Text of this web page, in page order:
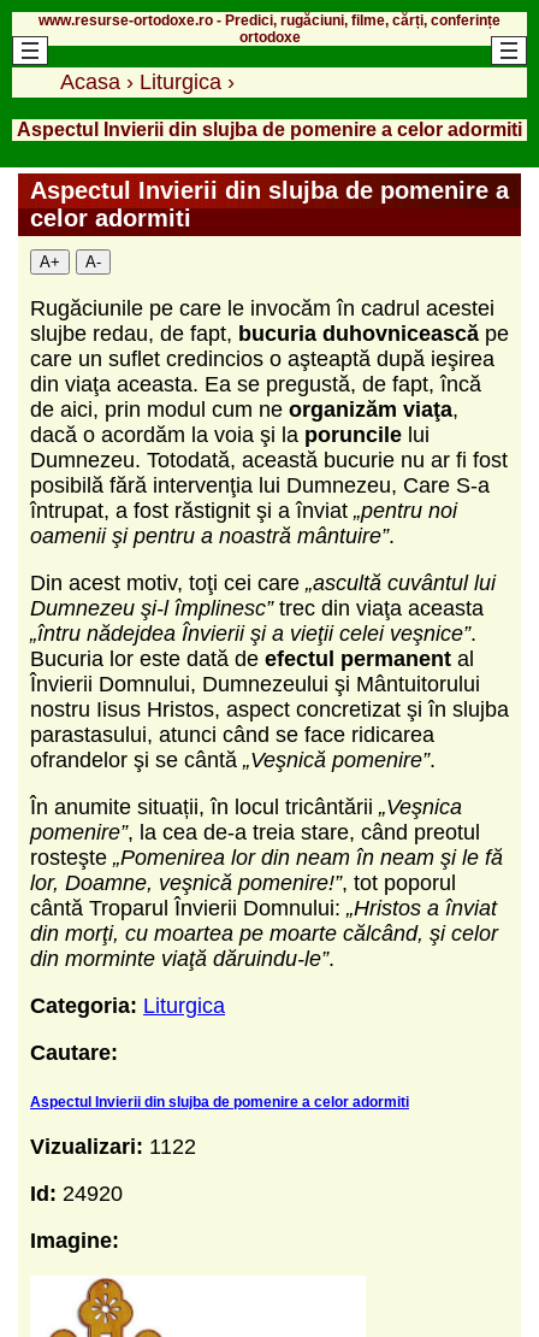
www.resurse-ortodoxe.ro - Predici, rugăciuni, filme, cărți, conferințe
ortodoxe
Acasa › Liturgica ›
Aspectul Invierii din slujba de pomenire a celor adormiti
Aspectul Invierii din slujba de pomenire a
celor adormiti
A+ A-
Rugăciunile pe care le invocăm în cadrul acestei
slujbe redau, de fapt, bucuria duhovnicească pe
care un suflet credincios o aşteaptă după ieşirea
din viaţa aceasta. Ea se pregustă, de fapt, încă
de aici, prin modul cum ne organizăm viaţa,
dacă o acordăm la voia şi la poruncile lui
Dumnezeu. Totodată, această bucurie nu ar fi fost
posibilă fără intervenţia lui Dumnezeu, Care S-a
întrupat, a fost răstignit şi a înviat „pentru noi
oamenii şi pentru a noastră mântuire”.
Din acest motiv, toţi cei care „ascultă cuvântul lui
Dumnezeu şi-l împlinesc”trec din viaţa aceasta
„întru nădejdea Învierii şi a vieţii celei veşnice”.
Bucuria lor este dată de efectul permanent al
Învierii Domnului, Dumnezeului şi Mântuitorului
nostru Iisus Hristos, aspect concretizat şi în slujba
parastasului, atunci când se face ridicarea
ofrandelor şi se cântă „Veşnică pomenire”.
În anumite situații, în locul tricântării „Veşnica
pomenire”, la cea de-a treia stare, când preotul
rosteşte „Pomenirea lor din neam în neam şi le fă
lor, Doamne, veşnică pomenire!”, tot poporul
cântă Troparul Învierii Domnului: „Hristos a înviat
din morţi, cu moartea pe moarte călcând, şi celor
din morminte viaţă dăruindu-le”.
Categoria: Liturgica
Cautare:
Aspectul Invierii din slujba de pomenire a celor adormiti
Vizualizari: 1122
Id: 24920
Imagine: